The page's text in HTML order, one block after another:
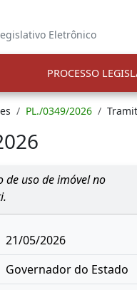
Eletrônico
PROCESSO
PL./0349/2026
de uso de imóvel no
21/05/2026
Governador do Estado